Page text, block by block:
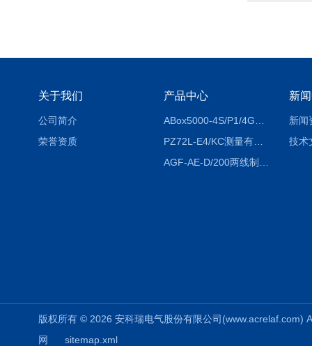
关于我们
公司简介
荣誉资质
产品中心
PZ72L-E4/KC测量有功电能（EPI/EPE）嵌入式电表
新
新闻
技术
版权所有 © 2026 安科瑞电气股份有限公司
网
sitemap.xml